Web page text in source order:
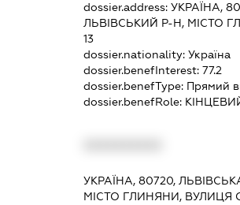
dossier.address:УКРАЇНА,
ЛЬВІВСЬКИЙ Р-Н, МІСТО
13
dossier.nationality:Україна
dossier.benefInterest:77.2
dossier.benefType: Прямий
dossier.benefRole:
УКРАЇНА, 80720,
МІСТО ГЛИНЯНИ, ВУЛИЦЯ